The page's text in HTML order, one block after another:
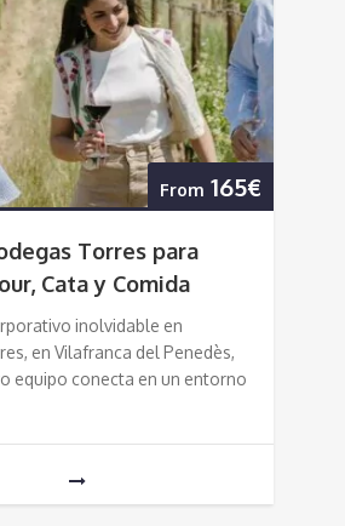
From 165€
Torres para
Cata y Comida
inolvidable en
en Vilafranca del Penedès,
equipo conecta en un entorno